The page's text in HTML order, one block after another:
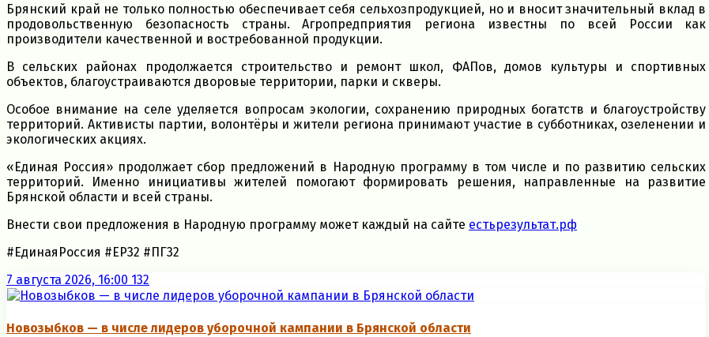
Брянский край не только полностью обеспечивает себя сельхозпродукцией, но и вносит значительный вклад в
продовольственную безопасность страны. Агропредприятия региона известны по всей России как
производители качественной и востребованной продукции.
В сельских районах продолжается строительство и ремонт школ, ФАПов, домов культуры и спортивных
объектов, благоустраиваются дворовые территории, парки и скверы.
Особое внимание на селе уделяется вопросам экологии, сохранению природных богатств и благоустройству
территорий. Активисты партии, волонтёры и жители региона принимают участие в субботниках, озеленении и
экологических акциях.
«Единая Россия» продолжает сбор предложений в Народную программу в том числе и по развитию сельских
территорий. Именно инициативы жителей помогают формировать решения, направленные на развитие
Брянской области и всей страны.
Внести свои предложения в Народную программу может каждый на сайте естьрезультат.рф
#ЕдинаяРоссия #ЕР32 #ПГ32
7 августа 2026, 16:00 132
Новозыбков — в числе лидеров уборочной кампании в Брянской области